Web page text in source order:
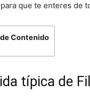
que te enteres de
Contenido
típica de